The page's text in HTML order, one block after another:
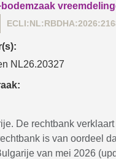
NL26.20327
De rechtbank
is van oordeel
van mei 2026